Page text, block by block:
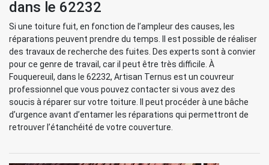
dans le 62232
Si une toiture fuit, en fonction de l’ampleur des causes, les
réparations peuvent prendre du temps. Il est possible de réaliser
des travaux de recherche des fuites. Des experts sont à convier
pour ce genre de travail, car il peut être très difficile. À
Fouquereuil, dans le 62232, Artisan Ternus est un couvreur
professionnel que vous pouvez contacter si vous avez des
soucis à réparer sur votre toiture. Il peut procéder à une bâche
d’urgence avant d’entamer les réparations qui permettront de
retrouver l’étanchéité de votre couverture.